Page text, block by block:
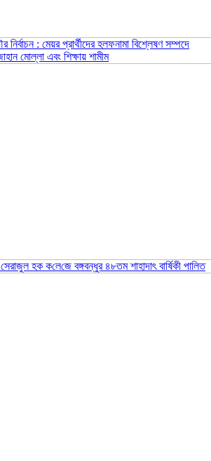
নির্বাচন : মেয়র প্রার্থীদের হলফনামা বিশ্লেষণ সম্পদে
মোল্লা এবং শিক্ষায় শামীম
সেরাজুল হক ক‌লে‌জে বঙ্গবন্ধুর ৪৮তম শাহাদাৎ বা‌র্ষিকী পা‌লিত